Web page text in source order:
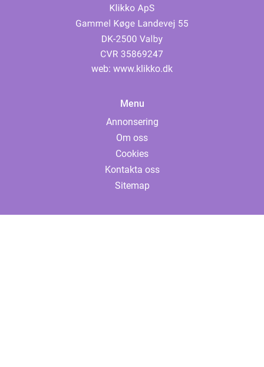
web: www.klikko.dk
Menu
Annonsering
Om oss
Cookies
Kontakta oss
Sitemap